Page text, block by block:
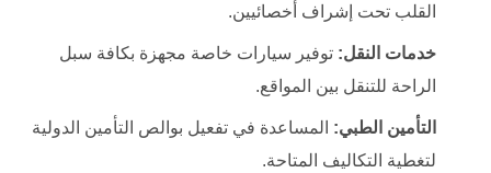
القلب تحت إشراف أخصائيين.
خدمات النقل: توفير سيارات خاصة مجهزة بكافة سبل
الراحة للتنقل بين المواقع.
التأمين الطبي: المساعدة في تفعيل بوالص التأمين الدولية
لتغطية التكاليف المتاحة.